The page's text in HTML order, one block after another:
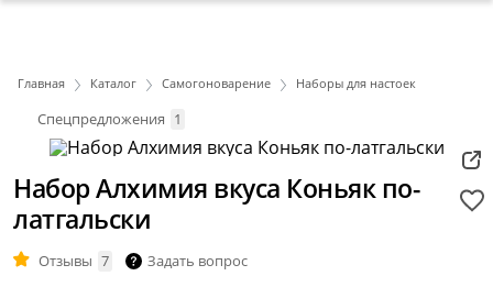
Главная Каталог Самогоноварение Наборы для настоек
Спецпредложения 1
Набор Алхимия вкуса Коньяк по-
латгальски
Отзывы 7 Задать вопрос